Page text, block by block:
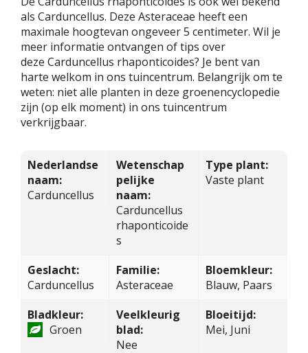
als Carduncellus. Deze Asteraceae heeft een
maximale hoogtevan ongeveer 5 centimeter. Wil je
meer informatie ontvangen of tips over
deze Carduncellus rhaponticoides? Je bent van
harte welkom in ons tuincentrum. Belangrijk om te
weten: niet alle planten in deze groenencyclopedie
zijn (op elk moment) in ons tuincentrum
verkrijgbaar.
Nederlandse
naam:
Carduncellus
Wetenschap
pelijke
naam:
Carduncellus
rhaponticoide
s
Type plant:
Vaste plant
Geslacht:
Carduncellus
Familie:
Asteraceae
Bloemkleur:
Blauw, Paars
Bladkleur:
Groen
Veelkleurig
blad:
Nee
Bloeitijd:
Mei, Juni